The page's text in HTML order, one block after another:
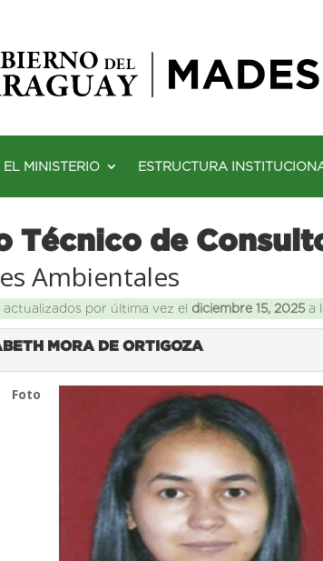
EL MINISTERIO ESTRUCTURA
Técnico de
Ambientales
por última vez el diciembre 15, 2025 a
MORA DE ORTIGOZA
Foto